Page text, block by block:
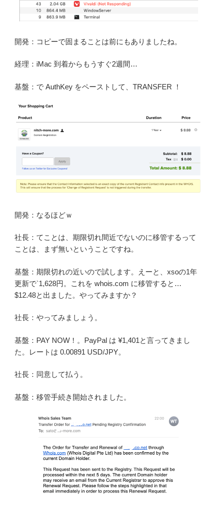
開発：コピーで固まることは前にもありましたね。
経理：iMac 到着からもうすぐ2週間…
基盤：で AuthKey をペーストして、TRANSFER ！
開発：なるほどｗ
社長：てことは、期限切れ間近でないのに移管するって
ことは、まず無いということですね。
基盤：期限切れの近いので試します。えーと、xsoの1年
更新で`1,628円。これを whois.com に移管すると…
$12.48と出ました。やってみますか？
社長：やってみましょう。
基盤：PAY NOW！。PayPal は ¥1,401と言ってきまし
た。レートは 0.00891 USD/JPY。
社長：同意して払う。
基盤：移管手続き開始されました。